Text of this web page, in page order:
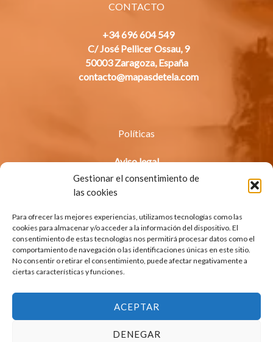
Gestionar el consentimiento de
las cookies
Para ofrecer las mejores experiencias, utilizamos tecnologías como las
cookies para almacenar y/o acceder a la información del dispositivo. El
consentimiento de estas tecnologías nos permitirá procesar datos como el
comportamiento de navegación o las identificaciones únicas en este sitio.
No consentir o retirar el consentimiento, puede afectar negativamente a
ciertas características y funciones.
ACEPTAR
DENEGAR
CONTACTO
+34 696 604 549
C/ José Pellicer Ossau, 9
50003 Zaragoza, España
contacto@mapasdetela.com
Políticas
Aviso legal
Política de privacidad
Política de cookies (UE)
CATEGORÍAS
España
Packs
Regalos Navidad